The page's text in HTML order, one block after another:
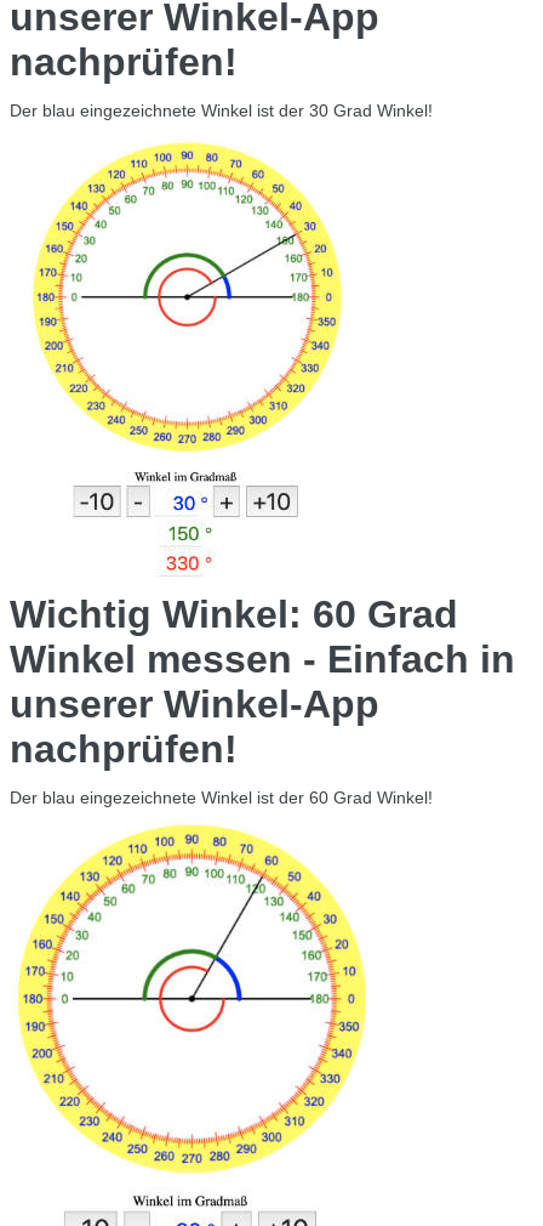
unserer Winkel-App
nachprüfen!
Der blau eingezeichnete Winkel ist der 30 Grad Winkel!
Wichtig Winkel: 60 Grad
Winkel messen - Einfach in
unserer Winkel-App
nachprüfen!
Der blau eingezeichnete Winkel ist der 60 Grad Winkel!